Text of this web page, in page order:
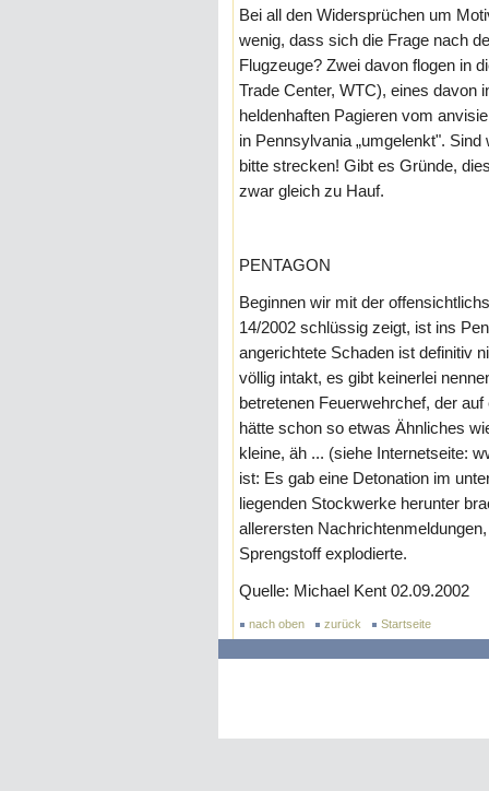
Bei all den Widersprüchen um
wenig, dass sich die Frage nach
Flugzeuge? Zwei davon flogen in
Trade Center, WTC), eines davon
heldenhaften Pagieren vom
in Pennsylvania „umgelenkt".
bitte strecken! Gibt es Gründe,
zwar gleich zu Hauf.
PENTAGON
Beginnen wir mit der
14/2002 schlüssig zeigt, ist ins
angerichtete Schaden ist definitiv
völlig intakt, es gibt keinerlei
betretenen Feuerwehrchef, der
hätte schon so etwas Ähnliches
kleine, äh ... (siehe Internetseite:
ist: Es gab eine Detonation im
liegenden Stockwerke herunter
allerersten
Sprengstoff explodierte.
Quelle: Michael Kent 02.09.2002
nach oben zurück Startseite